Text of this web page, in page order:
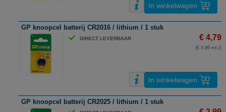
In winkelwagen
GP knoopcel batterij CR2016 / lithium / 1 stuk
DIRECT LEVERBAAR € 4,79
(€ 3,96 excl)
In winkelwagen
GP knoopcel batterij CR2025 / lithium / 1 stuk